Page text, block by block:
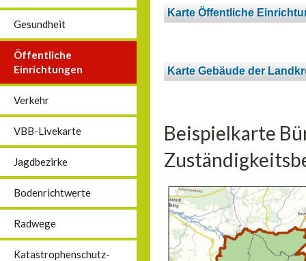
Gesundheit
Öffentliche
Einrichtungen
Verkehr
VBB-Livekarte
Jagdbezirke
Bodenrichtwerte
Radwege
Katastrophenschutz-
Karte Öffentliche
Karte Gebäude der
Beispielkarte